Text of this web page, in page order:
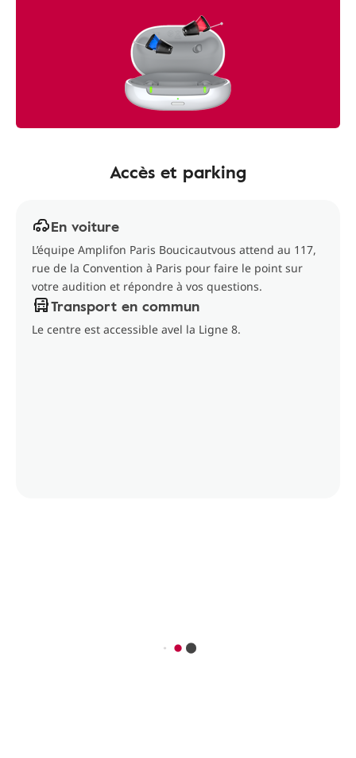
Accès et parking
En voiture
L’équipe Amplifon Paris Boucicautvous attend au 117,
rue de la Convention à Paris pour faire le point sur
votre audition et répondre à vos questions.
Transport en commun
Le centre est accessible avel la Ligne 8.